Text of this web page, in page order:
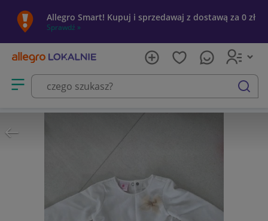
Allegro Smart! Kupuj i sprzedawaj z dostawą za 0 zł
Sprawdź »
Otwórz menu z kategoriami
szukaj